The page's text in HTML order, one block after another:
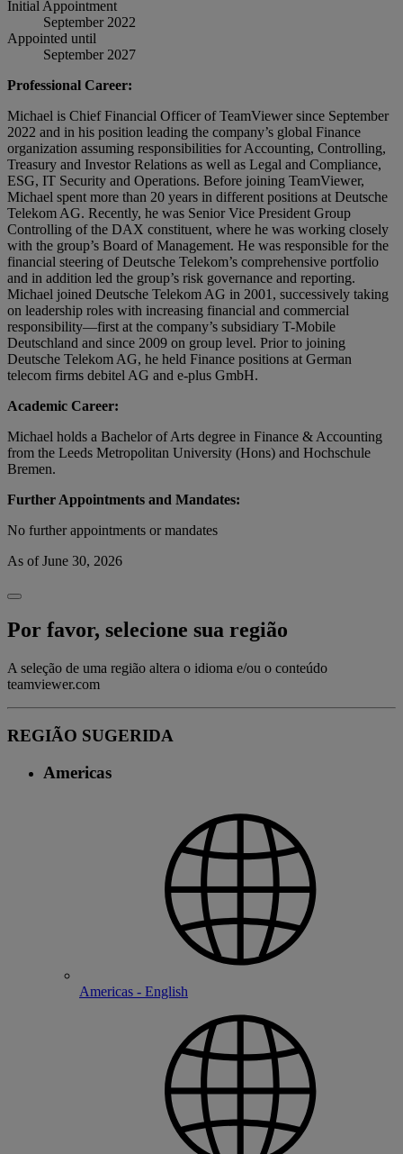
Initial Appointment
September 2022
Appointed until
September 2027
Professional Career:
Michael is Chief Financial Officer of TeamViewer since September
2022 and in his position leading the company’s global Finance
organization assuming responsibilities for Accounting, Controlling,
Treasury and Investor Relations as well as Legal and Compliance,
ESG, IT Security and Operations. Before joining TeamViewer,
Michael spent more than 20 years in different positions at Deutsche
Telekom AG. Recently, he was Senior Vice President Group
Controlling of the DAX constituent, where he was working closely
with the group’s Board of Management. He was responsible for the
financial steering of Deutsche Telekom’s comprehensive portfolio
and in addition led the group’s risk governance and reporting.
Michael joined Deutsche Telekom AG in 2001, successively taking
on leadership roles with increasing financial and commercial
responsibility—first at the company’s subsidiary T-Mobile
Deutschland and since 2009 on group level. Prior to joining
Deutsche Telekom AG, he held Finance positions at German
telecom firms debitel AG and e-plus GmbH.
Academic Career:
Michael holds a Bachelor of Arts degree in Finance & Accounting
from the Leeds Metropolitan University (Hons) and Hochschule
Bremen.
Further Appointments and Mandates:
No further appointments or mandates
As of June 30, 2026
Por favor, selecione sua região
A seleção de uma região altera o idioma e/ou o conteúdo
teamviewer.com
REGIÃO SUGERIDA
Americas
Americas - English